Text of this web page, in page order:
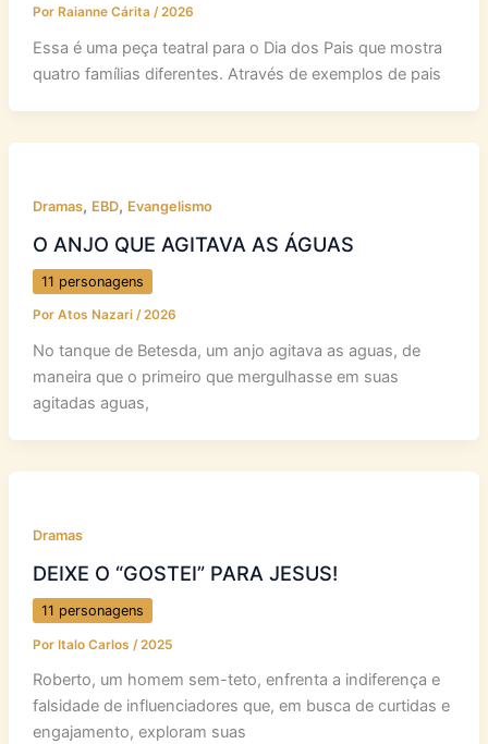
Por Raianne Cárita /2026
Essa é uma peça teatral para o Dia dos Pais que mostra
quatro famílias diferentes. Através de exemplos de pais
Dramas, EBD, Evangelismo
O ANJO QUE AGITAVA AS ÁGUAS
11 personagens
Por Atos Nazari /2026
No tanque de Betesda, um anjo agitava as aguas, de
maneira que o primeiro que mergulhasse em suas
agitadas aguas,
Dramas
DEIXE O “GOSTEI” PARA JESUS!
11 personagens
Por Italo Carlos /2025
Roberto, um homem sem-teto, enfrenta a indiferença e
falsidade de influenciadores que, em busca de curtidas e
engajamento, exploram suas